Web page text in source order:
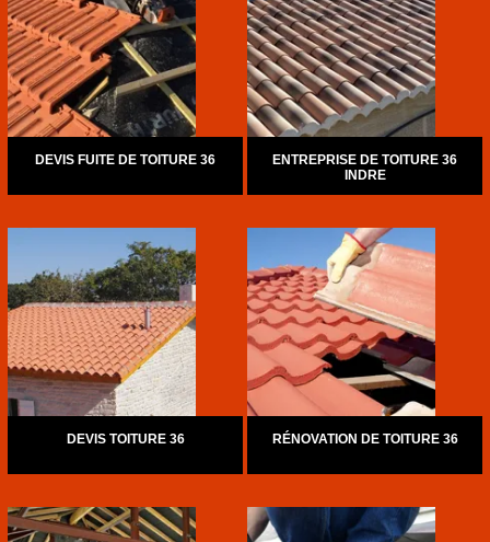
DEVIS FUITE DE TOITURE 36
ENTREPRISE DE TOITURE 36
INDRE
DEVIS TOITURE 36 RÉNOVATION DE TOITURE 36